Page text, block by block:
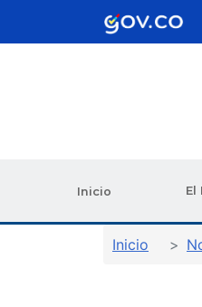
Pasar al contenido principal
Inicio El
Inicio